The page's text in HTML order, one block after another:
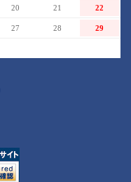
20 21 22
27 28 29